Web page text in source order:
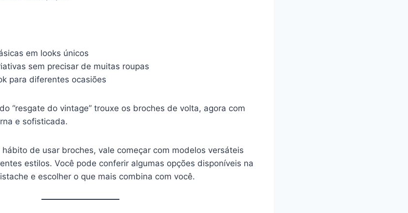
em looks únicos
sem precisar de muitas roupas
para diferentes ocasiões
“resgate do vintage” trouxe os broches de volta, agora com
e sofisticada.
de usar broches, vale começar com modelos versáteis
estilos. Você pode conferir algumas opções disponíveis na
e escolher o que mais combina com você.